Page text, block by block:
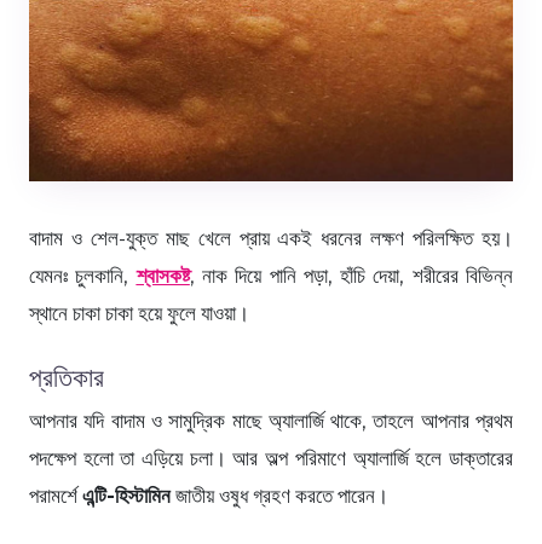
বাদাম ও শেল-যুক্ত মাছ খেলে প্রায় একই ধরনের লক্ষণ পরিলক্ষিত হয়।
যেমনঃ চুলকানি,শ্বাসকষ্ট, নাক দিয়ে পানি পড়া, হাঁচি দেয়া, শরীরের বিভিন্ন
স্থানে চাকা চাকা হয়ে ফুলে যাওয়া।
প্রতিকার
আপনার যদি বাদাম ও সামুদ্রিক মাছে অ্যালার্জি থাকে, তাহলে আপনার প্রথম
পদক্ষেপ হলো তা এড়িয়ে চলা। আর অল্প পরিমাণে অ্যালার্জি হলে ডাক্তারের
পরামর্শেএন্টি-হিস্টামিনজাতীয় ওষুধ গ্রহণ করতে পারেন।